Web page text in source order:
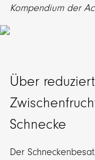
Kompendium der
Über
Schnecke
Der